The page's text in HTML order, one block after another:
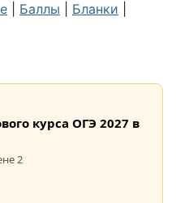
Баллы Бланки
курса ОГЭ 2027 в
2